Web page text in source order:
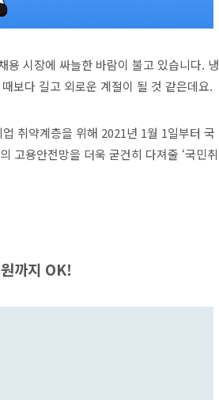
용 시장에 싸늘한 바람이 불고 있습니다. 냉
보다 길고 외로운 계절이 될 것 같은데요.
취약계층을 위해 2021년 1월 1일부터 국
고용안전망을 더욱 굳건히 다져줄 ‘국민취
까지 OK!